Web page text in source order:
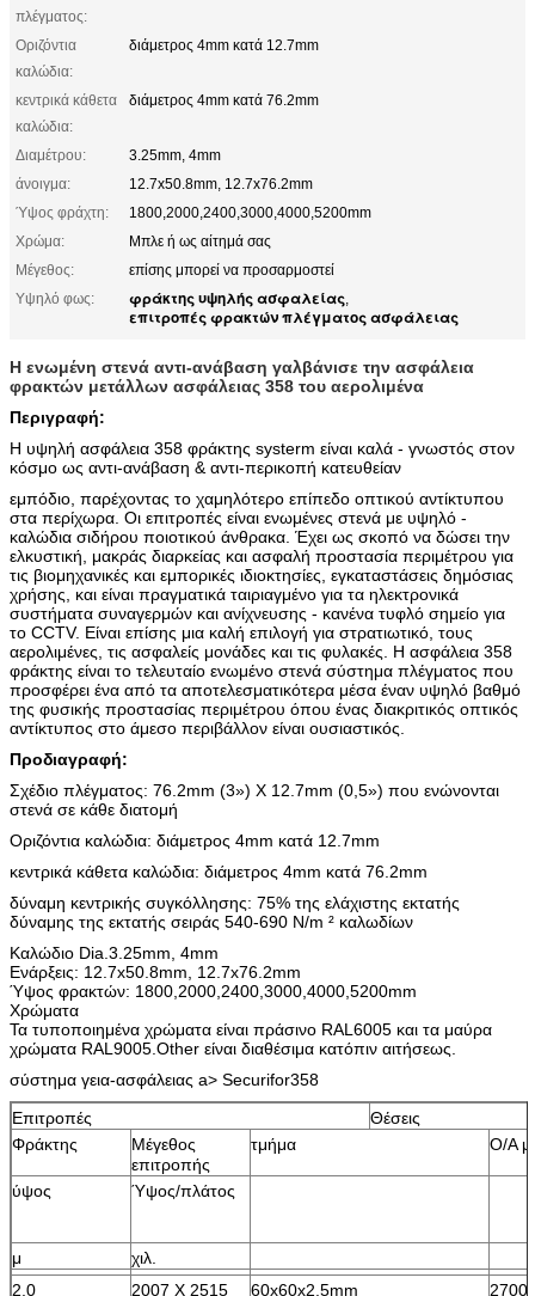
πλέγματος:
Οριζόντια
καλώδια:
διάμετρος 4mm κατά 12.7mm
κεντρικά κάθετα
καλώδια:
διάμετρος 4mm κατά 76.2mm
Διαμέτρου:
3.25mm, 4mm
άνοιγμα:
12.7x50.8mm, 12.7x76.2mm
Ύψος φράχτη:
1800,2000,2400,3000,4000,5200mm
Χρώμα:
Μπλε ή ως αίτημά σας
Μέγεθος:
επίσης μπορεί να προσαρμοστεί
Υψηλό φως:
φράκτης υψηλής ασφαλείας,
επιτροπές φρακτών πλέγματος ασφάλειας
Η ενωμένη στενά αντι-ανάβαση γαλβάνισε την ασφάλεια
φρακτών μετάλλων ασφάλειας 358 του αερολιμένα
Περιγραφή:
Η υψηλή ασφάλεια 358 φράκτης systerm είναι καλά - γνωστός στον
κόσμο ως αντι-ανάβαση & αντι-περικοπή κατευθείαν
εμπόδιο, παρέχοντας το χαμηλότερο επίπεδο οπτικού αντίκτυπου
στα περίχωρα. Οι επιτροπές είναι ενωμένες στενά με υψηλό -
καλώδια σιδήρου ποιοτικού άνθρακα. Έχει ως σκοπό να δώσει την
ελκυστική, μακράς διαρκείας και ασφαλή προστασία περιμέτρου για
τις βιομηχανικές και εμπορικές ιδιοκτησίες, εγκαταστάσεις δημόσιας
χρήσης, και είναι πραγματικά ταιριαγμένο για τα ηλεκτρονικά
συστήματα συναγερμών και ανίχνευσης - κανένα τυφλό σημείο για
το CCTV. Είναι επίσης μια καλή επιλογή για στρατιωτικό, τους
αερολιμένες, τις ασφαλείς μονάδες και τις φυλακές. Η ασφάλεια 358
φράκτης είναι το τελευταίο ενωμένο στενά σύστημα πλέγματος που
προσφέρει ένα από τα αποτελεσματικότερα μέσα έναν υψηλό βαθμό
της φυσικής προστασίας περιμέτρου όπου ένας διακριτικός οπτικός
αντίκτυπος στο άμεσο περιβάλλον είναι ουσιαστικός.
Προδιαγραφή:
Σχέδιο πλέγματος: 76.2mm (3») Χ 12.7mm (0,5») που ενώνονται
στενά σε κάθε διατομή
Οριζόντια καλώδια: διάμετρος 4mm κατά 12.7mm
κεντρικά κάθετα καλώδια: διάμετρος 4mm κατά 76.2mm
δύναμη κεντρικής συγκόλλησης: 75% της ελάχιστης εκτατής
δύναμης της εκτατής σειράς 540-690 N/m ² καλωδίων
Καλώδιο Dia.3.25mm, 4mm
Ενάρξεις: 12.7x50.8mm, 12.7x76.2mm
Ύψος φρακτών: 1800,2000,2400,3000,4000,5200mm
Χρώματα
Τα τυποποιημένα χρώματα είναι πράσινο RAL6005 και τα μαύρα
χρώματα RAL9005.Other είναι διαθέσιμα κατόπιν αιτήσεως.
σύστημα γεια-ασφάλειας a> Securifor358
Επιτροπές
Θέσεις
Φράκτης
Μέγεθος
επιτροπής
τμήμα O/A
ύψος Ύψος/πλάτος
μ
χιλ.
2.0
2007 X 2515 60x60x2.5mm
2700